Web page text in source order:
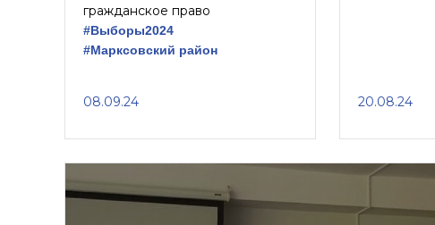
гражданское право
#Выборы2024
#Марксовский район
08.09.24 20.08.24